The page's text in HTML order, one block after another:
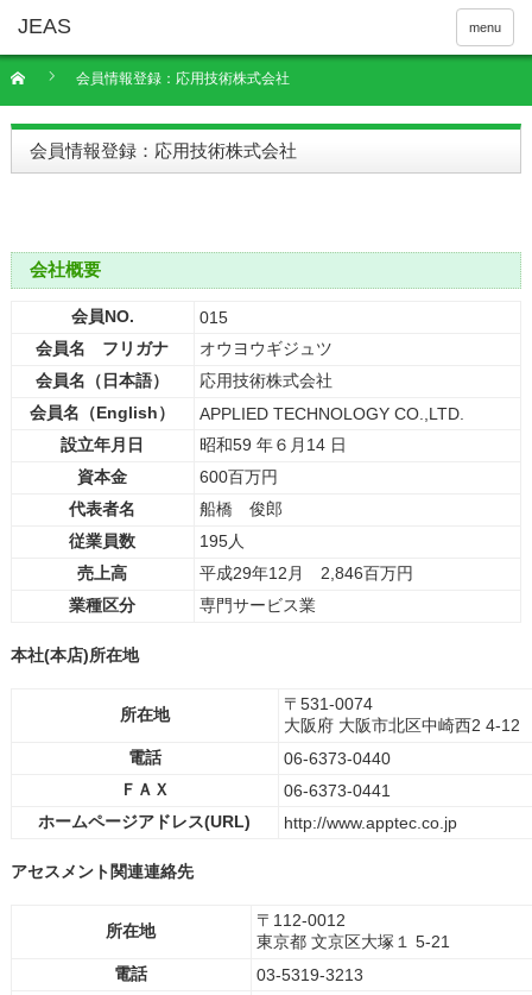
menu
会員情報登録：応用技術株式会社
会員情報登録：応用技術株式会社
会社概要
会員NO.
015
会員名 フリガナ
オウヨウギジュツ
会員名（日本語）
応用技術株式会社
会員名（English）
APPLIED TECHNOLOGY CO.,LTD.
設立年月日
昭和59 年６月14 日
資本金
600百万円
代表者名
船橋 俊郎
従業員数
195人
売上高
平成29年12月 2,846百万円
業種区分
専門サービス業
本社(本店)所在地
所在地
〒531-0074
大阪府 大阪市北区中崎西2 4-12
電話
06-6373-0440
ＦＡＸ
06-6373-0441
ホームページアドレス(URL)
http://www.apptec.co.jp
アセスメント関連連絡先
所在地
〒112-0012
東京都 文京区大塚１ 5-21
電話
03-5319-3213